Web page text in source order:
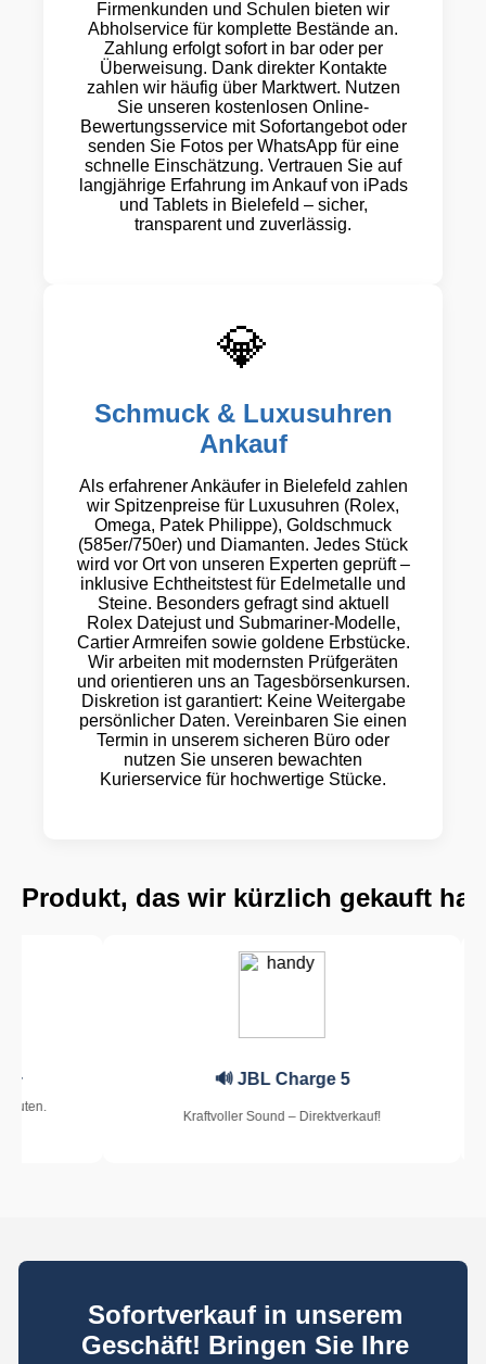
Firmenkunden und Schulen bieten wir
Abholservice für komplette Bestände an.
Zahlung erfolgt sofort in bar oder per
Überweisung. Dank direkter Kontakte
zahlen wir häufig über Marktwert. Nutzen
Sie unseren kostenlosen Online-
Bewertungsservice mit Sofortangebot oder
senden Sie Fotos per WhatsApp für eine
schnelle Einschätzung. Vertrauen Sie auf
langjährige Erfahrung im Ankauf von iPads
und Tablets in Bielefeld – sicher,
transparent und zuverlässig.
💎
Schmuck & Luxusuhren
Ankauf
Als erfahrener Ankäufer in Bielefeld zahlen
wir Spitzenpreise für Luxusuhren (Rolex,
Omega, Patek Philippe), Goldschmuck
(585er/750er) und Diamanten. Jedes Stück
wird vor Ort von unseren Experten geprüft –
inklusive Echtheitstest für Edelmetalle und
Steine. Besonders gefragt sind aktuell
Rolex Datejust und Submariner-Modelle,
Cartier Armreifen sowie goldene Erbstücke.
Wir arbeiten mit modernsten Prüfgeräten
und orientieren uns an Tagesbörsenkursen.
Diskretion ist garantiert: Keine Weitergabe
persönlicher Daten. Vereinbaren Sie einen
Termin in unserem sicheren Büro oder
nutzen Sie unseren bewachten
Kurierservice für hochwertige Stücke.
Produkt, das wir kürzlich gekauft
A54
Minuten.
🔊 JBL Charge 5
Kraftvoller Sound – Direktverkauf!
Sofortverkauf in unserem
Geschäft! Bringen Sie Ihre